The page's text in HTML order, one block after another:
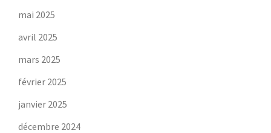
mai 2025
avril 2025
mars 2025
février 2025
janvier 2025
décembre 2024